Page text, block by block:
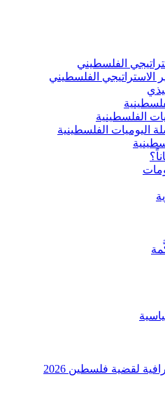
الفلسطيني
الاستراتيجي الفلسطيني
الفلسطينية
اليوميات الفلسطينية
لقضية فلسطين 2026